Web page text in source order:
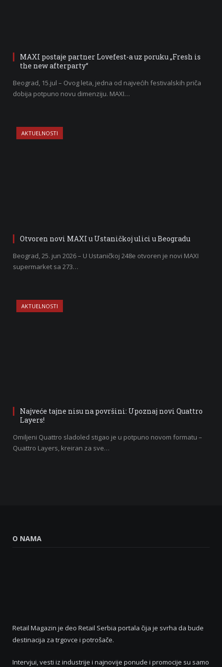
MAXI postaje partner Lovefest-a uz poruku „Fresh is
the new afterparty“
Beograd, 15.jul – Ovog leta, jedna od najvećih festivalskih priča
dobija potpuno novu dimenziju. MAXI…
AKTUELNOSTI
Otvoren novi MAXI u Ustaničkoj ulici u Beogradu
Beograd, 25. jun 2026 – U Ustaničkoj 248e otvoren je novi MAXI
supermarket sa 273…
AKTUELNOSTI
Najveće tajne nisu na površini: Upoznaj novi Quattro
Layers!
Omiljeni Quattro sladoled stigao je u potpuno novom formatu –
Quattro Layers, kreiran za sve…
O NAMA
Retail Magazin je deo Retail Serbia portala čija je svrha da bude
destinacija za trgovce i potrošače.
Intervjui, vesti iz industrije i najnovije ponude i promocije su samo